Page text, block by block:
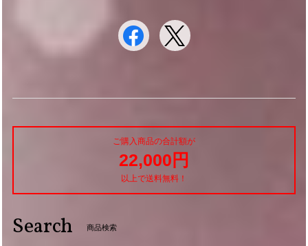
ご購入商品の合計額が
22,000円
以上で送料無料！
Search 商品検索